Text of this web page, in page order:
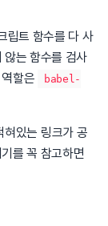
립트 함수를 다 사
않는 함수를 검사
할은
babel-
있는 링크가 공
를 꼭 참고하면